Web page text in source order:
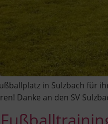
in Sulzbach für
Danke an den SV